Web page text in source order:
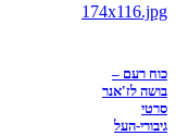
כוח רעם –
בושה לז'אנר
סרטי
גיבורי-העל